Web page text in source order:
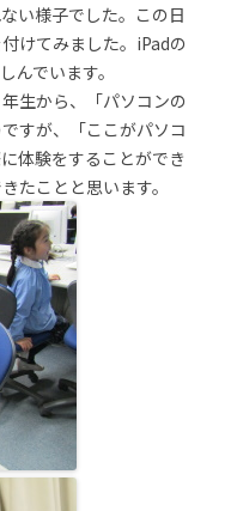
い様子でした。この日
けてみました。iPadの
んでいます。
生から、「パソコンの
すが、「ここがパソコ
体験をすることができ
たことと思います。